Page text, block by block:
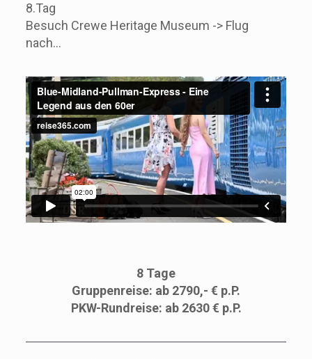
8.Tag
Besuch Crewe Heritage Museum -> Flug
nach…
8 Tage
Gruppenreise: ab 2790,- € p.P.
PKW-Rundreise: ab 2630 € p.P.